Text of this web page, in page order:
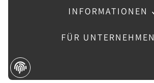
INFORMATIONEN
FÜR UNTERNEHMEN